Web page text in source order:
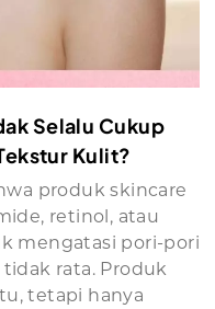
Selalu Cukup
Kulit?
produk skincare
retinol, atau
mengatasi pori-pori
rata. Produk
tetapi hanya